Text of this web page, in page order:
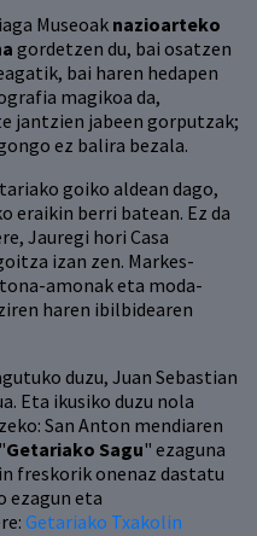
Museoak nazioarteko
gordetzen du, bai osatzen
bai haren hedapen
magikoa da,
jantzien jabeen gorputzak;
ez balira bezala.
goiko aldean dago,
eraikin berri batean. Ez da
Jauregi hori Casa
izan zen. Markes-
amonak eta moda-
haren ibilbidearen
duzu, Juan Sebastian
Eta ikusiko duzu nola
San Anton mendiaren
Getariako Sagu" ezaguna
freskorik onenaz dastatu
ezagun eta
Getariako Txakolin